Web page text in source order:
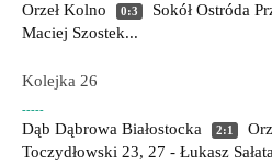
Orzeł Kolno 0:3 Sokół Ostróda
Maciej Szostek...
Kolejka 26
-----
Dąb Dąbrowa Białostocka 2:1
Toczydłowski 23, 27 - Łukasz